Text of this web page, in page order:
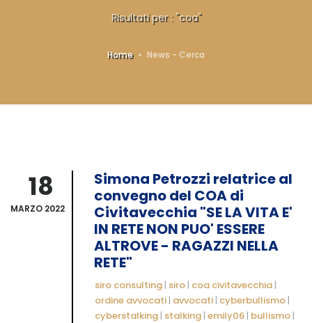
Risultati per : "coa"
Home News - Cerca
18
MARZO 2022
Simona Petrozzi relatrice al
convegno del COA di
Civitavecchia "SE LA VITA E'
IN RETE NON PUO' ESSERE
ALTROVE - RAGAZZI NELLA
RETE"
siro consulting | siro | coa civitavecchia |
ordine avvocati | avvocati | cyberbullismo |
cyberstalking | stalking | emily06 | bullismo |